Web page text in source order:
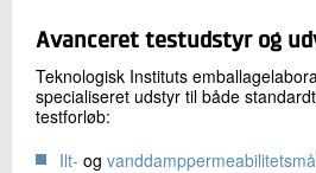
Avanceret testudstyr og
Teknologisk Instituts
specialiseret udstyr til både
testforløb:
Ilt- og